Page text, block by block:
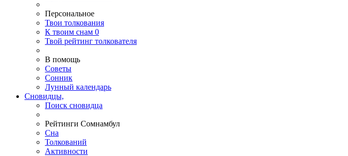
Персональное
Твои толкования
К твоим снам 0
Твой рейтинг толкователя
В помощь
Советы
Сонник
Лунный календарь
Сновидцы,
Поиск сновидца
Рейтинги Сомнамбул
Сна
Толкований
Активности